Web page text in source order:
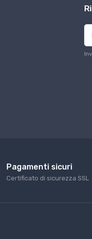
Pagamenti sicuri
Certificato di sicurezza SSL